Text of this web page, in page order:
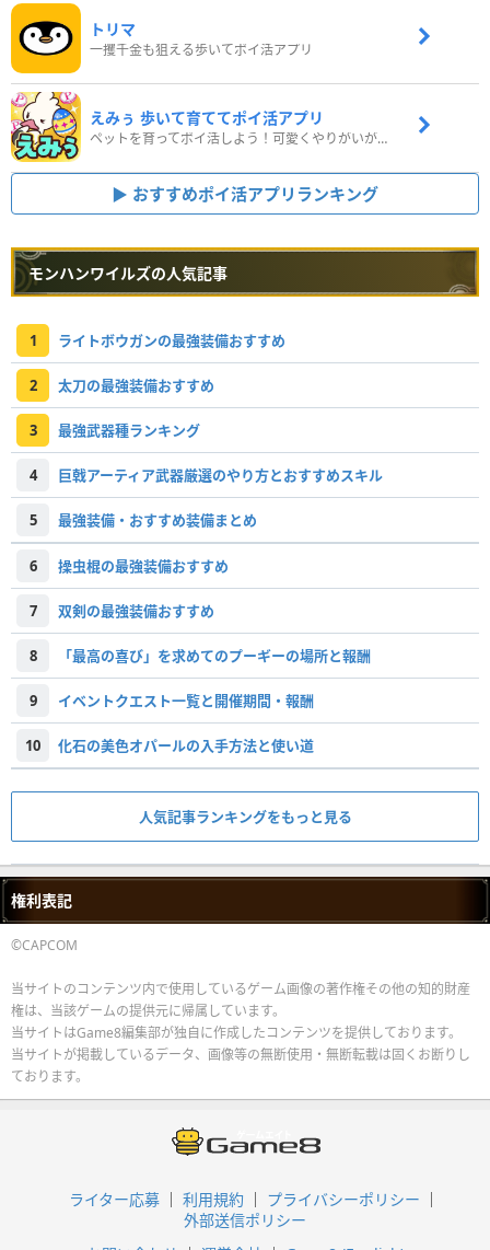
トリマ
一攫千金も狙える歩いてポイ活アプリ
えみぅ 歩いて育ててポイ活アプリ
ペットを育ってポイ活しよう！可愛くやりがいがある新感覚アプリ
おすすめポイ活アプリランキング
モンハンワイルズの人気記事
1 ライトボウガンの最強装備おすすめ
2 太刀の最強装備おすすめ
3 最強武器種ランキング
4 巨戟アーティア武器厳選のやり方とおすすめスキル
5 最強装備・おすすめ装備まとめ
6 操虫棍の最強装備おすすめ
7 双剣の最強装備おすすめ
8 「最高の喜び」を求めてのプーギーの場所と報酬
9 イベントクエスト一覧と開催期間・報酬
10 化石の美色オパールの入手方法と使い道
人気記事ランキングをもっと見る
権利表記
©CAPCOM
当サイトのコンテンツ内で使用しているゲーム画像の著作権その他の知的財産
権は、当該ゲームの提供元に帰属しています。
当サイトはGame8編集部が独自に作成したコンテンツを提供しております。
当サイトが掲載しているデータ、画像等の無断使用・無断転載は固くお断りし
ております。
ライター応募 利用規約
プライバシーポリシー
外部送信ポリシー